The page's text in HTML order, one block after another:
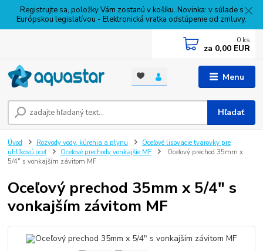
Registrujte sa, položky Vám zostanú v košíku. Novinka: v súlade s
Európskou legislatívou - Elektronická vratka odstúpenie od zmluvy.
Menu
Hľadať
0 ks
za 0,00 EUR
Úvod Rozvody vody, kúrenia a plynu
Oceľové lisovacie tvarovky pre
uhlíkovú oceľ
Oceľové prechody vonkajšie MF
Oceľový prechod 35mm x
5/4" s vonkajším závitom MF
Oceľový prechod 35mm x 5/4" s
vonkajším závitom MF